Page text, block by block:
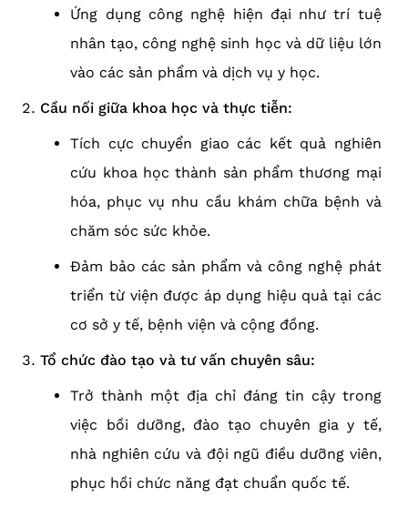
Ứng dụng công nghệ hiện đại như trí tuệ
nhân tạo, công nghệ sinh học và dữ liệu lớn
vào các sản phẩm và dịch vụ y học.
Cầu nối giữa khoa học và thực tiễn:
Tích cực chuyển giao các kết quả nghiên
cứu khoa học thành sản phẩm thương mại
hóa, phục vụ nhu cầu khám chữa bệnh và
chăm sóc sức khỏe.
Đảm bảo các sản phẩm và công nghệ phát
triển từ viện được áp dụng hiệu quả tại các
cơ sở y tế, bệnh viện và cộng đồng.
Tổ chức đào tạo và tư vấn chuyên sâu:
Trở thành một địa chỉ đáng tin cậy trong
việc bồi dưỡng, đào tạo chuyên gia y tế,
nhà nghiên cứu và đội ngũ điều dưỡng viên,
phục hồi chức năng đạt chuẩn quốc tế.